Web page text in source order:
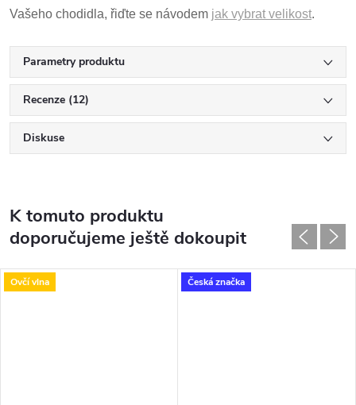
Vašeho chodidla, řiďte se návodem jak vybrat velikost.
Parametry produktu
Recenze (12)
Diskuse
K tomuto produktu
doporučujeme ještě dokoupit
Ovčí vlna Česká značka